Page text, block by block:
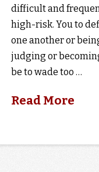
difficult and
high-risk. You to
one another or
judging or
be to wade too …
Read More